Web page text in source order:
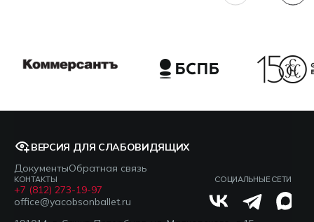
ВЕРСИЯ ДЛЯ СЛАБОВИДЯЩИХ
ДокументыОбратная связь
КОНТАКТЫ
+7 (812) 273-19-97
office@yacobsonballet.ru
СОЦИАЛЬНЫЕ СЕТИ